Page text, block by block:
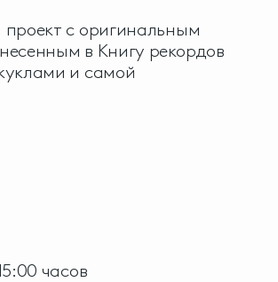
с оригинальным
в Книгу рекордов
и самой
часов